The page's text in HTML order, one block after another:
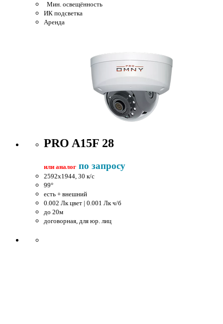
Мин. освещённость
ИК подсветка
Аренда
PRO A15F 28
или аналог по запросу
2592x1944, 30 к/c
99°
есть + внешний
0.002 Лк цвет | 0.001 Лк ч/б
до 20м
договорная, для юр. лиц